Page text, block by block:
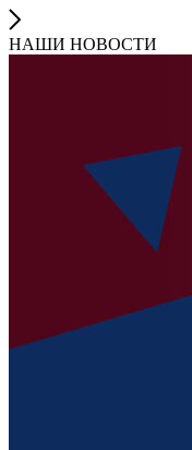
НАШИ НОВОСТИ